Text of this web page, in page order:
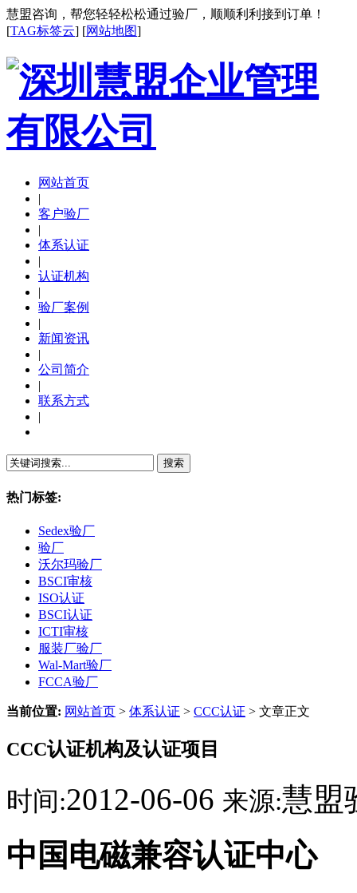
慧盟咨询，帮您轻轻松松通过验厂，顺顺利利接到订单！
[TAG标签云] [网站地图]
网站首页
|
客户验厂
|
体系认证
|
认证机构
|
验厂案例
|
新闻资讯
|
公司简介
|
联系方式
|
热门标签:
Sedex验厂
验厂
沃尔玛验厂
BSCI审核
ISO认证
BSCI认证
ICTI审核
服装厂验厂
Wal-Mart验厂
FCCA验厂
当前位置: 网站首页 > 体系认证 > CCC认证 > 文章正文
CCC认证机构及认证项目
时间:2012-06-06 来源:慧盟
中国电磁兼容认证中心